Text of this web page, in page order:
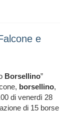
e
Borsellino”
borsellino,
di venerdì 28
di 15 borse